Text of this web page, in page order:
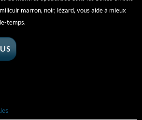
marron, noir, lézard, vous aide à mieux
temps.